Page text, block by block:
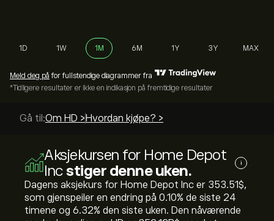
1D 1W 1M 6M 1Y 3Y MAX
Meld deg på for fullstendige diagrammer fra
*Tidligere resultater er ikke en indikasjon på fremtidige resultater
Gå til:Om HD > Hvordan kjøpe? >
Aksjekursen for Home Depot
Incstiger denne uken. i
Dagens aksjekurs for Home Depot Inc er 353.51‎$‎,
som gjenspeiler en endring på ‎0.10‎% de siste 24
timene og ‎6.32‎% den siste uken. Den nåværende